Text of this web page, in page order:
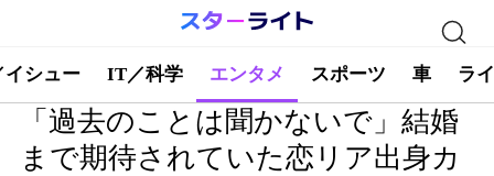
イシュー IT／科学 エンタメ スポーツ 車 ラ
「過去のことは聞かないで」結婚
まで期待されていた恋リア出身カ